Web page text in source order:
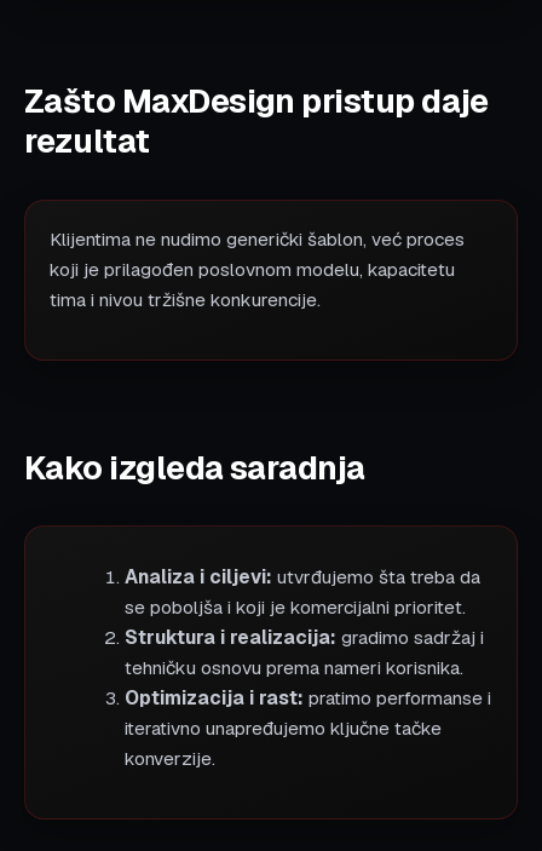
Zašto MaxDesign pristup daje
rezultat
Klijentima ne nudimo generički šablon, već proces
koji je prilagođen poslovnom modelu, kapacitetu
tima i nivou tržišne konkurencije.
Kako izgleda saradnja
Analiza i ciljevi: utvrđujemo šta treba da
se poboljša i koji je komercijalni prioritet.
Struktura i realizacija: gradimo sadržaj i
tehničku osnovu prema nameri korisnika.
Optimizacija i rast: pratimo performanse i
iterativno unapređujemo ključne tačke
konverzije.